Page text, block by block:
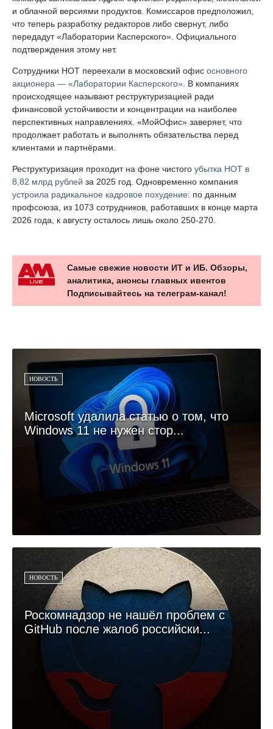
и облачной версиями продуктов. Комиссаров предположил,
что теперь разработку редакторов либо свернут, либо
передадут «Лаборатории Касперского». Официального
подтверждения этому нет.
Сотрудники НОТ переехали в московский офис основного
акционера — «Лаборатории Касперского» . В компаниях
происходящее называют реструктуризацией ради
финансовой устойчивости и концентрации на наиболее
перспективных направлениях. «МойОфис» заверяет, что
продолжает работать и выполнять обязательства перед
клиентами и партнёрами.
Реструктуризация проходит на фоне чистого убытка НОТ в
8,82 млрд рублей за 2025 год. Одновременно компания
устроила радикальное кадровое похудение: по данным
профсоюза, из 1073 сотрудников, работавших в конце марта
2026 года, к августу осталось лишь около 250-270.
Самые свежие новости ИТ и ИБ. Обзоры,
аналитика, анонсы главных ивентов
Подписывайтесь на телеграм-канал!
НОВОСТЬ
Microsoft удалила статью о том, что
Windows 11 не нужен стор...
НОВОСТЬ
Роскомнадзор не нашёл проблем с
GitHub после жалоб российски...